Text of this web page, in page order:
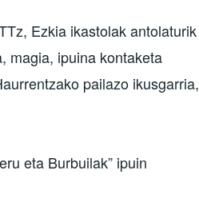
Ezkia ikastolak antolaturik
magia, ipuina kontaketa
pailazo ikusgarria,
eta Burbuilak” ipuin